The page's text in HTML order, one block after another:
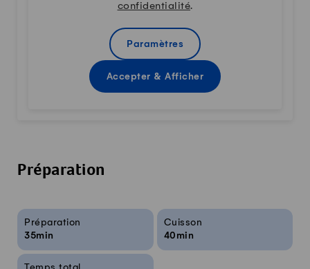
confidentialité.
Paramètres
Accepter & Afficher
Préparation
Infos sur la recette
Préparation
35min
Cuisson
40min